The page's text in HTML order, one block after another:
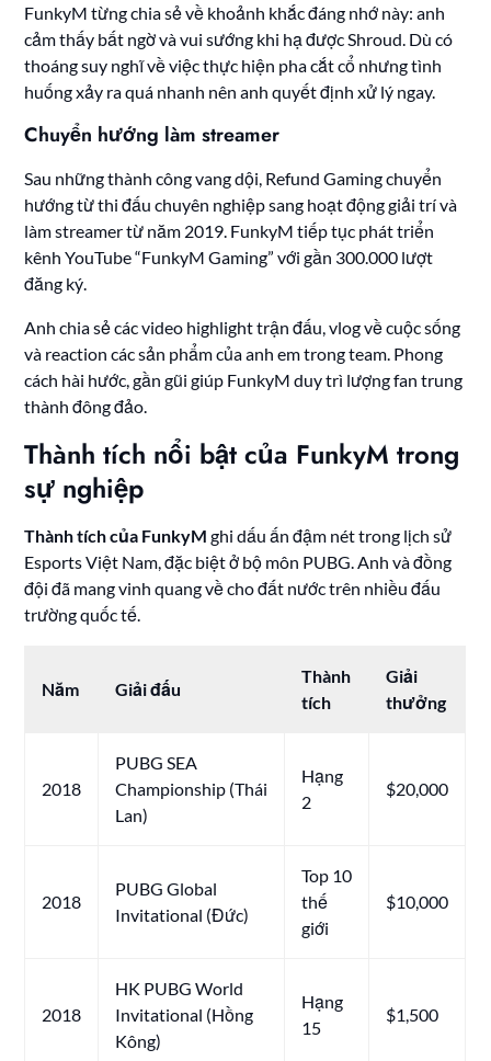
FunkyM từng chia sẻ về khoảnh khắc đáng nhớ này: anh
cảm thấy bất ngờ và vui sướng khi hạ được Shroud. Dù có
thoáng suy nghĩ về việc thực hiện pha cắt cổ nhưng tình
huống xảy ra quá nhanh nên anh quyết định xử lý ngay.
Chuyển hướng làm streamer
Sau những thành công vang dội, Refund Gaming chuyển
hướng từ thi đấu chuyên nghiệp sang hoạt động giải trí và
làm streamer từ năm 2019. FunkyM tiếp tục phát triển
kênh YouTube “FunkyM Gaming” với gần 300.000 lượt
đăng ký.
Anh chia sẻ các video highlight trận đấu, vlog về cuộc sống
và reaction các sản phẩm của anh em trong team. Phong
cách hài hước, gần gũi giúp FunkyM duy trì lượng fan trung
thành đông đảo.
Thành tích nổi bật của FunkyM trong
sự nghiệp
Thành tích của FunkyM ghi dấu ấn đậm nét trong lịch sử
Esports Việt Nam, đặc biệt ở bộ môn PUBG. Anh và đồng
đội đã mang vinh quang về cho đất nước trên nhiều đấu
trường quốc tế.
Năm Giải đấu
Thành
tích
Giải
thưởng
2018
PUBG SEA
Championship (Thái
Lan)
Hạng
2
$20,000
2018
PUBG Global
Invitational (Đức)
Top 10
thế
giới
$10,000
2018
HK PUBG World
Invitational (Hồng
Kông)
Hạng
15
$1,500